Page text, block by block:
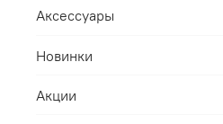
Аксессуары
Новинки
Акции